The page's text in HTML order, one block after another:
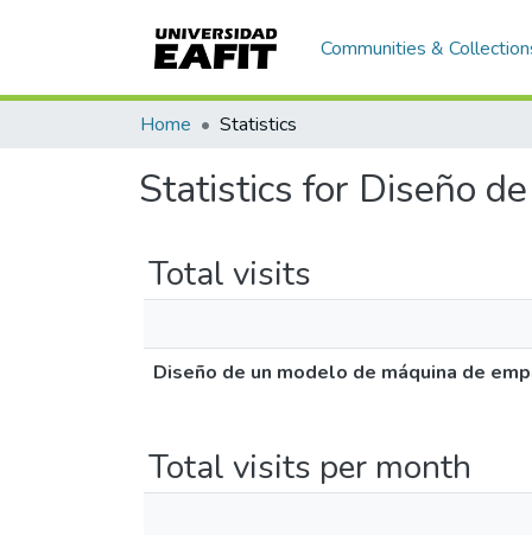
Communities &
Home Statistics
Statistics for Diseño
Total visits
Diseño de un modelo de máquina de
Total visits per month